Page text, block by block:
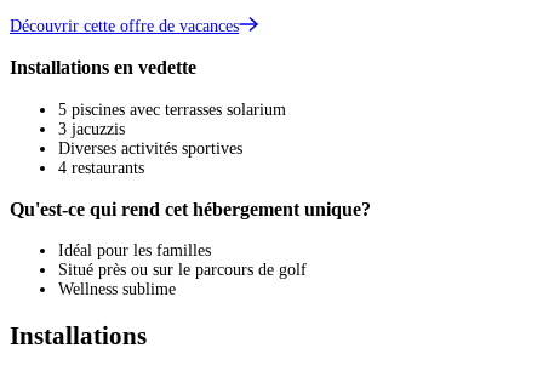
Découvrir cette offre de vacances
Installations en vedette
5 piscines avec terrasses solarium
3 jacuzzis
Diverses activités sportives
4 restaurants
Qu'est-ce qui rend cet hébergement unique?
Idéal pour les familles
Situé près ou sur le parcours de golf
Wellness sublime
Installations